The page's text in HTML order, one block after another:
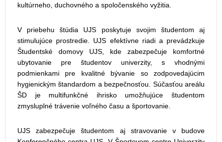
kultúrneho, duchovného a spoločenského vyžitia.
V priebehu štúdia UJS poskytuje svojim študentom aj
stimulujúce prostredie. UJS efektívne riadi a prevádzkuje
Študentské domovy UJS, kde zabezpečuje komfortné
ubytovanie pre študentov univerzity, s vhodnými
podmienkami pre kvalitné bývanie so zodpovedajúcim
hygienickým štandardom a bezpečnosťou. Súčasťou areálu
ŠD je multifunkčné ihrisko umožňujúce študentom
zmysluplné trávenie voľného času a športovanie.
UJS zabezpečuje študentom aj stravovanie v budove